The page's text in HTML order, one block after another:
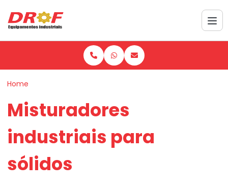
Home
Misturadores
industriais para
sólidos